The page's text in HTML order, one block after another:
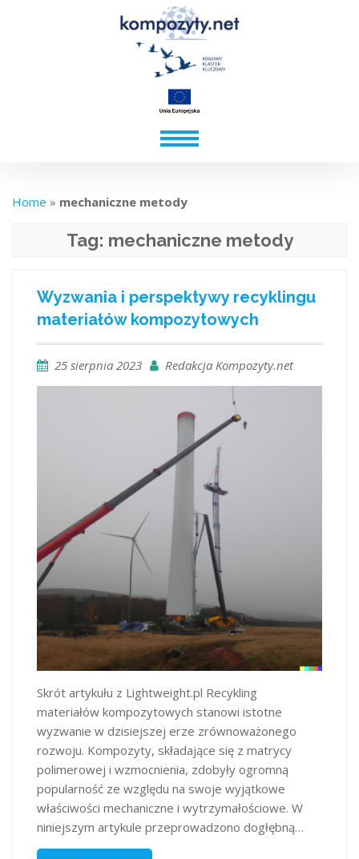
Home » mechaniczne metody
Tag: mechaniczne metody
Wyzwania i perspektywy recyklingu
materiałów kompozytowych
25 sierpnia 2023 Redakcja Kompozyty.net
Skrót artykułu z Lightweight.pl Recykling
materiałów kompozytowych stanowi istotne
wyzwanie w dzisiejszej erze zrównoważonego
rozwoju. Kompozyty, składające się z matrycy
polimerowej i wzmocnienia, zdobyły ogromną
popularność ze względu na swoje wyjątkowe
właściwości mechaniczne i wytrzymałościowe. W
niniejszym artykule przeprowadzono dogłębną…